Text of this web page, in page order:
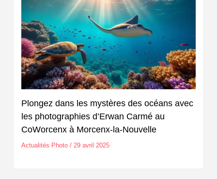
Plongez dans les mystères des océans avec
les photographies d’Erwan Carmé au
CoWorcenx à Morcenx-la-Nouvelle
Actualités Photo/ 29 avril 2025